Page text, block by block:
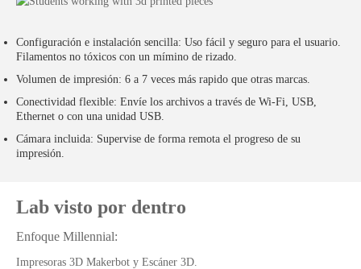
Configuración e instalación sencilla: Uso fácil y seguro para el usuario.
Filamentos no tóxicos con un mímino de rizado.
Volumen de impresión: 6 a 7 veces más rapido que otras marcas.
Conectividad flexible: Envíe los archivos a través de Wi-Fi, USB,
Ethernet o con una unidad USB.
Cámara incluida: Supervise de forma remota el progreso de su
impresión.
Lab visto por dentro
Enfoque Millennial:
Impresoras 3D Makerbot y Escáner 3D.